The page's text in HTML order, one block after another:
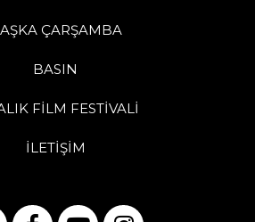
ÇARŞAMBA
BASIN
FİLM FESTİVALİ
İLETİŞİM